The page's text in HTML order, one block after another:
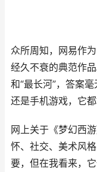
众所周知，网易作
经久不衰的典范作
和“最长河”，答案
还是手机游戏，它
网上关于《梦幻西
怀、社交、美术风
要，但在我看来，